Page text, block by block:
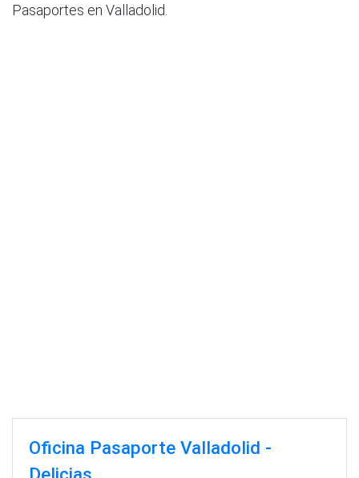
Pasaportes en Valladolid.
Oficina Pasaporte Valladolid -
Delicias